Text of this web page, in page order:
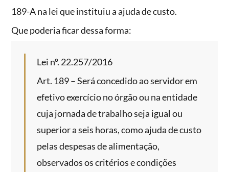
189-A na lei que instituiu a ajuda de custo.
Que poderia ficar dessa forma:
Lei nº. 22.257/2016
Art. 189 – Será concedido ao servidor em
efetivo exercício no órgão ou na entidade
cuja jornada de trabalho seja igual ou
superior a seis horas, como ajuda de custo
pelas despesas de alimentação,
observados os critérios e condições